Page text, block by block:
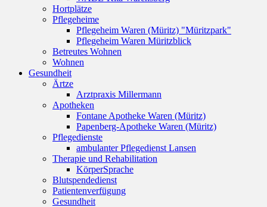
Hortplätze
Pflegeheime
Pflegeheim Waren (Müritz) "Müritzpark"
Pflegeheim Waren Müritzblick
Betreutes Wohnen
Wohnen
Gesundheit
Ärtze
Arztpraxis Millermann
Apotheken
Fontane Apotheke Waren (Müritz)
Papenberg-Apotheke Waren (Müritz)
Pflegedienste
ambulanter Pflegedienst Lansen
Therapie und Rehabilitation
KörperSprache
Blutspendedienst
Patientenverfügung
Gesundheit